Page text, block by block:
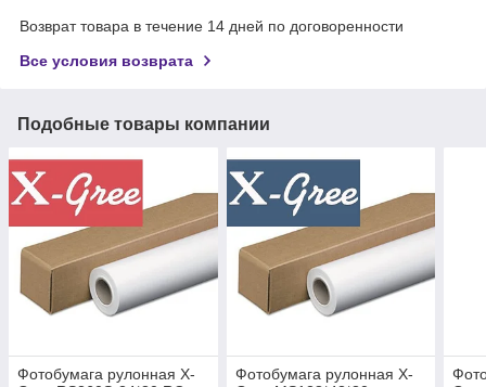
Возврат товара в течение 14 дней по договоренности
Все условия возврата
Подобные товары компании
Фотобумага рулонная X-
Фотобумага рулонная X-